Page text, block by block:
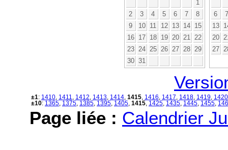
1
2
3 4 5 6 7
8
9
10 11 12 13 14
15
16
17 18 19 20 21
22
23
24 25 26 27 28
29
30 31
6
7
13
20
27
±1: 1410 1411 1412 1413 1414 1415 1416 1417 1418 1419 1420
±10: 1365 1375 1385 1395 1405 1415 1425 1435 1445 1455
Page liée : Calendrier